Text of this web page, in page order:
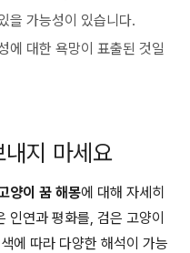
을 가능성이 있습니다.
에 대한 욕망이 표출된 것일
지 마세요
양이 꿈 해몽에 대해 자세히
인연과 평화를, 검은 고양이
에 따라 다양한 해석이 가능